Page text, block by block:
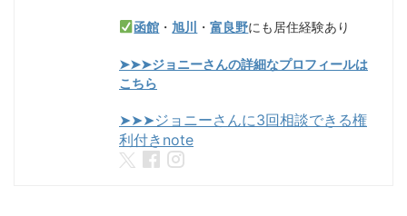
函館 ・旭川 ・富良野にも居住経験あり
➤➤➤ジョニーさんの詳細なプロフィールは
こちら
➤➤➤ジョニーさんに3回相談できる権
利付きnote